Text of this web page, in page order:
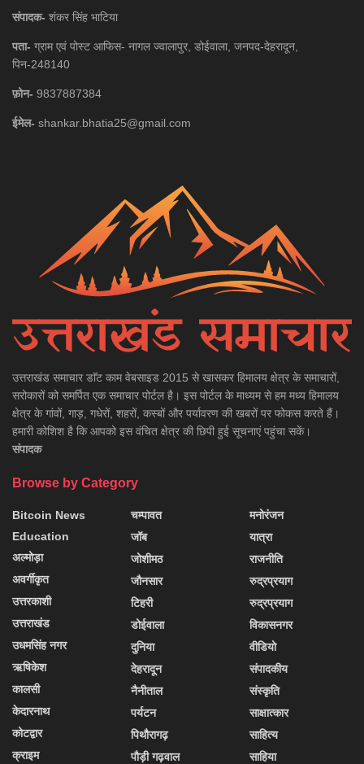
संपादक- शंकर सिंह भाटिया
पता- ग्राम एवं पोस्ट आफिस- नागल ज्वालापुर, डोईवाला, जनपद-देहरादून,
पिन-248140
फ़ोन- 9837887384
ईमेल- shankar.bhatia25@gmail.com
उत्तराखंड समाचार डाॅट काम वेबसाइड 2015 से खासकर हिमालय क्षेत्र के समाचारों,
सरोकारों को समर्पित एक समाचार पोर्टल है। इस पोर्टल के माध्यम से हम मध्य हिमालय
क्षेत्र के गांवों, गाड़, गधेरों, शहरों, कस्बों और पर्यावरण की खबरों पर फोकस करते हैं।
हमारी कोशिश है कि आपको इस वंचित क्षेत्र की छिपी हुई सूचनाएं पहुंचा सकें।
संपादक
Browse by Category
Bitcoin News
Education
अल्मोड़ा
अवर्गीकृत
उत्तरकाशी
उत्तराखंड
उधमसिंह नगर
ऋषिकेश
कालसी
केदारनाथ
कोटद्वार
क्राइम
चम्पावत
जॉब
जोशीमठ
जौनसार
टिहरी
डोईवाला
दुनिया
देहरादून
नैनीताल
पर्यटन
पिथौरागढ़
पौड़ी गढ़वाल
मनोरंजन
यात्रा
राजनीति
रुद्रप्रयाग
रुद्रप्रयाग
विकासनगर
वीडियो
संपादकीय
संस्कृति
साक्षात्कार
साहित्य
साहिया